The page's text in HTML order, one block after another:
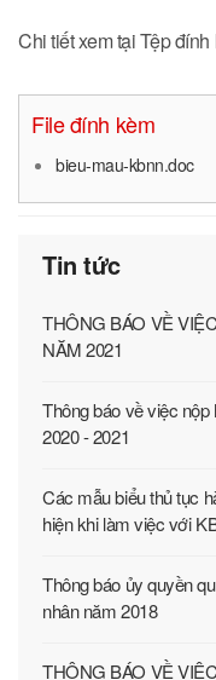
Chi tiết xem tại Tệp đính
File đính kèm
bieu-mau-kbnn.doc
Tin tức
THÔNG BÁO VỀ
NĂM 2021
Thông báo về việc
2020 - 2021
Các mẫu biểu thủ tục
hiện khi làm việc với
Thông báo ủy quyền
nhân năm 2018
THÔNG BÁO VỀ